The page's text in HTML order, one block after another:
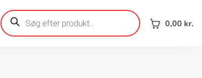
Products
search 0,00 kr.